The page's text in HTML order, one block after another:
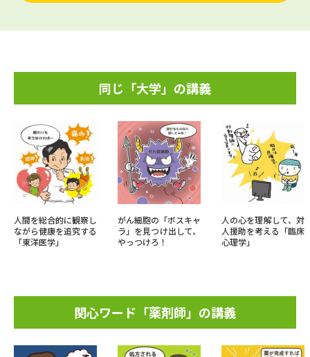
同じ「大学」の講義
人間を総合的に観察し
ながら健康を追究する
「東洋医学」
がん細胞の「ボスキャ
ラ」を見つけ出して、
やっつけろ！
人の心を理解して、対
人援助を考える「臨床
心理学」
関心ワード「薬剤師」の講義